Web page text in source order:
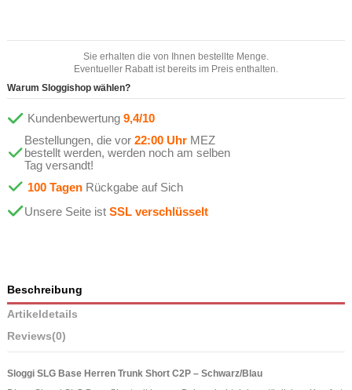
Sie erhalten die von Ihnen bestellte Menge.
Eventueller Rabatt ist bereits im Preis enthalten.
Warum Sloggishop wählen?
Kundenbewertung 9,4/10
Bestellungen, die vor 22:00 Uhr MEZ
bestellt werden, werden noch am selben
Tag versandt!
100 Tagen Rückgabe auf Sich
Unsere Seite ist SSL verschlüsselt
Beschreibung
Artikeldetails
Reviews(0)
Sloggi SLG Base Herren Trunk Short C2P – Schwarz/Blau